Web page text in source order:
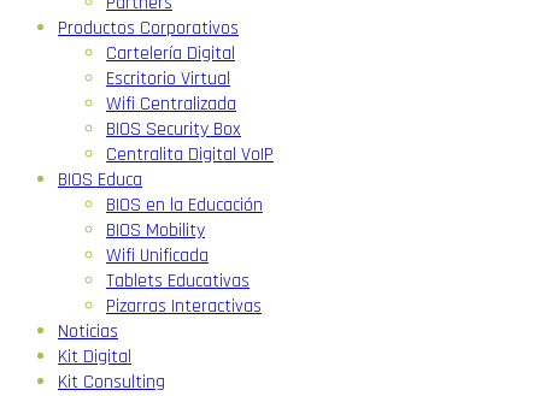
Productos Corporativos
Cartelería Digital
Escritorio Virtual
Wifi Centralizada
BIOS Security Box
Centralita Digital VoIP
BIOS Educa
BIOS en la Educación
BIOS Mobility
Wifi Unificada
Tablets Educativas
Pizarras Interactivas
Noticias
Kit Digital
Kit Consulting